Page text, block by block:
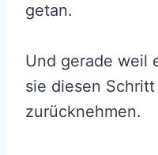
getan.
Und gerade weil
sie diesen
zurücknehmen.